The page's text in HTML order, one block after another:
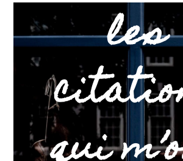
les